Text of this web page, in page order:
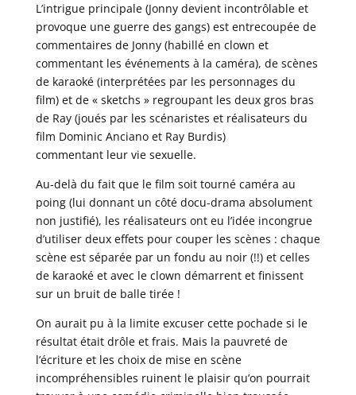
L’intrigue principale (Jonny devient incontrôlable et
provoque une guerre des gangs) est entrecoupée de
commentaires de Jonny (habillé en clown et
commentant les événements à la caméra), de scènes
de karaoké (interprétées par les personnages du
film) et de « sketchs » regroupant les deux gros bras
de Ray (joués par les scénaristes et réalisateurs du
film Dominic Anciano et Ray Burdis)
commentant leur vie sexuelle.
Au-delà du fait que le film soit tourné caméra au
poing (lui donnant un côté docu-drama absolument
non justifié), les réalisateurs ont eu l’idée incongrue
d’utiliser deux effets pour couper les scènes : chaque
scène est séparée par un fondu au noir (!!) et celles
de karaoké et avec le clown démarrent et finissent
sur un bruit de balle tirée !
On aurait pu à la limite excuser cette pochade si le
résultat était drôle et frais. Mais la pauvreté de
l’écriture et les choix de mise en scène
incompréhensibles ruinent le plaisir qu’on pourrait